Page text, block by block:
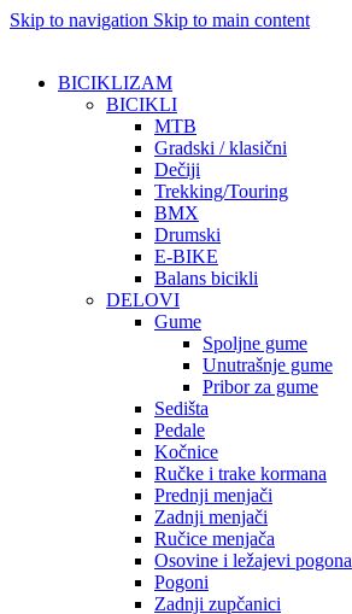
Skip to navigation Skip to main content
BICIKLIZAM
BICIKLI
MTB
Gradski / klasični
Dečiji
Trekking/Touring
BMX
Drumski
E-BIKE
Balans bicikli
DELOVI
Gume
Spoljne gume
Unutrašnje gume
Pribor za gume
Sedišta
Pedale
Kočnice
Ručke i trake kormana
Prednji menjači
Zadnji menjači
Ručice menjača
Osovine i ležajevi pogona
Pogoni
Zadnji zupčanici